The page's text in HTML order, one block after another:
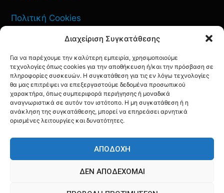
Διαχείριση Συγκατάθεσης
Για να παρέχουμε την καλύτερη εμπειρία, χρησιμοποιούμε
τεχνολογίες όπως cookies για την αποθήκευση ή/και την πρόσβαση σε
πληροφορίες συσκευών. Η συγκατάθεση για τις εν λόγω τεχνολογίες
θα μας επιτρέψει να επεξεργαστούμε δεδομένα προσωπικού
χαρακτήρα, όπως συμπεριφορά περιήγησης ή μοναδικά
αναγνωριστικά σε αυτόν τον ιστότοπο. Η μη συγκατάθεση ή η
ανάκληση της συγκατάθεσης, μπορεί να επηρεάσει αρνητικά
ορισμένες λειτουργίες και δυνατότητες.
ΑΠΟΔΟΧΉ
ΔΕΝ ΑΠΟΔΈΧΟΜΑΙ
Πολιτική Cookies
Πολιτική Απορρήτου
ΕΠΙΚΟΙΝΩΝΙΑ
YOUTUBE